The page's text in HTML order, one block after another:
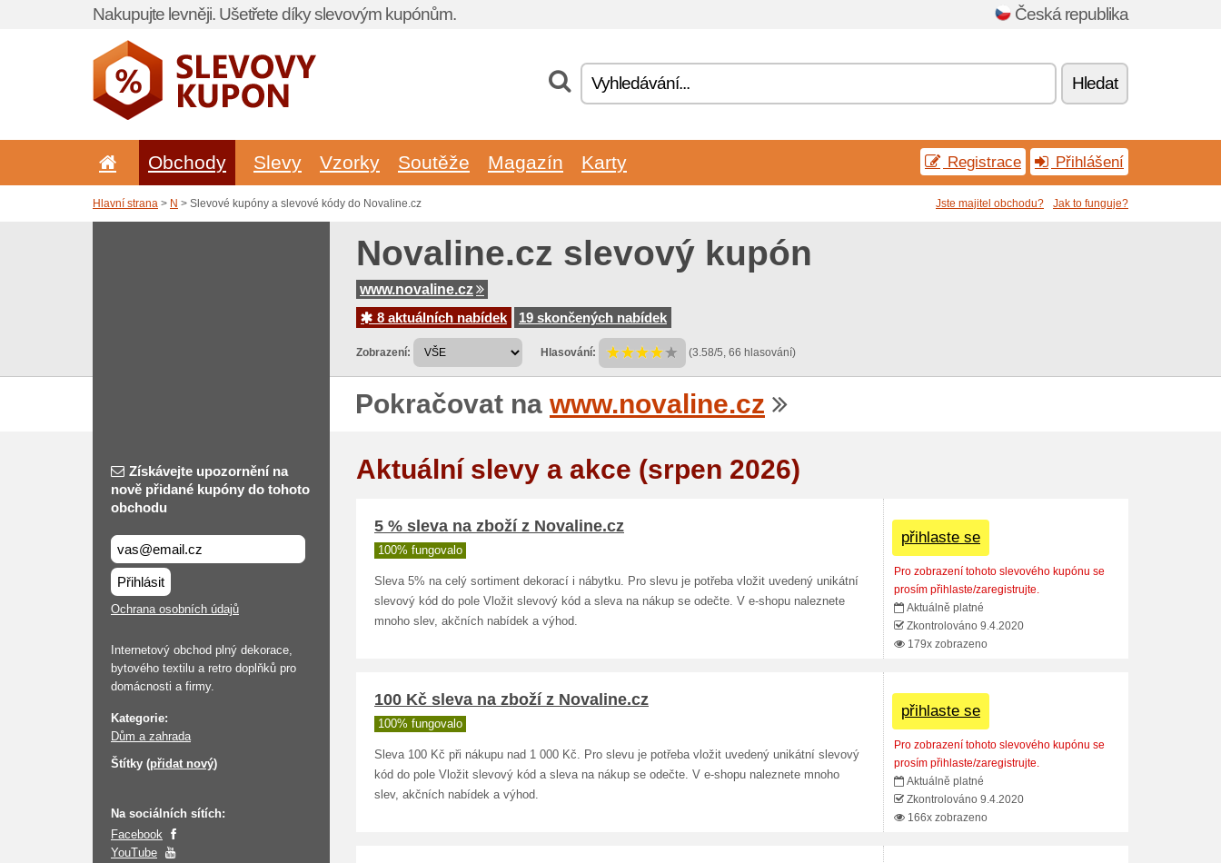
Nakupujte levněji. Ušetřete díky slevovým kupónům. Česká republika
Hledat
Obchody Slevy Vzorky Soutěže Magazín Karty Registrace Přihlášení
Hlavní strana > N > Slevové kupóny a slevové kódy do Novaline.cz Jste majitel obchodu? Jak to funguje?
Novaline.cz slevový kupón
www.novaline.cz
8 aktuálních nabídek
19 skončených nabídek
Zobrazení: Hlasování: (3.58/5, 66 hlasování)
Pokračovat na www.novaline.cz
Získávejte upozornění na
nově přidané kupóny do tohoto
obchodu
Přihlásit
Ochrana osobních údajů
Internetový obchod plný dekorace,
bytového textilu a retro doplňků pro
domácnosti a firmy.
Kategorie:
Dům a zahrada
Štítky (přidat nový)
Na sociálních sítích:
Facebook
YouTube
Aktuální slevy a akce (srpen 2026)
5 % sleva na zboží z Novaline.cz
100% fungovalo
Sleva 5% na celý sortiment dekorací i nábytku. Pro slevu je potřeba vložit uvedený unikátní
slevový kód do pole Vložit slevový kód a sleva na nákup se odečte. V e-shopu naleznete
mnoho slev, akčních nabídek a výhod.
přihlaste se
Pro zobrazení tohoto slevového kupónu se
prosím přihlaste/zaregistrujte.
Aktuálně platné
Zkontrolováno 9.4.2020
179x zobrazeno
100 Kč sleva na zboží z Novaline.cz
100% fungovalo
Sleva 100 Kč při nákupu nad 1 000 Kč. Pro slevu je potřeba vložit uvedený unikátní slevový
kód do pole Vložit slevový kód a sleva na nákup se odečte. V e-shopu naleznete mnoho
slev, akčních nabídek a výhod.
přihlaste se
Pro zobrazení tohoto slevového kupónu se
prosím přihlaste/zaregistrujte.
Aktuálně platné
Zkontrolováno 9.4.2020
166x zobrazeno